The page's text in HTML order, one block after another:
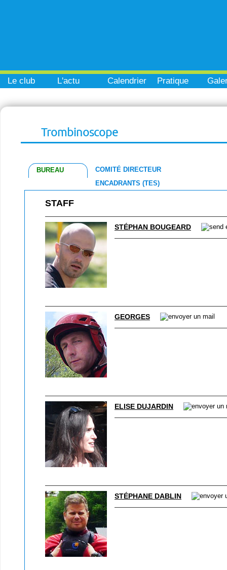
Le club L'actu Calendrier Pratique
Trombinoscope
BUREAU
COMITÉ DIRECTEUR
ENCADRANTS (TES)
STAFF
STÉPHAN BOUGEARD
GEORGES
ELISE DUJARDIN
STÉPHANE DABLIN